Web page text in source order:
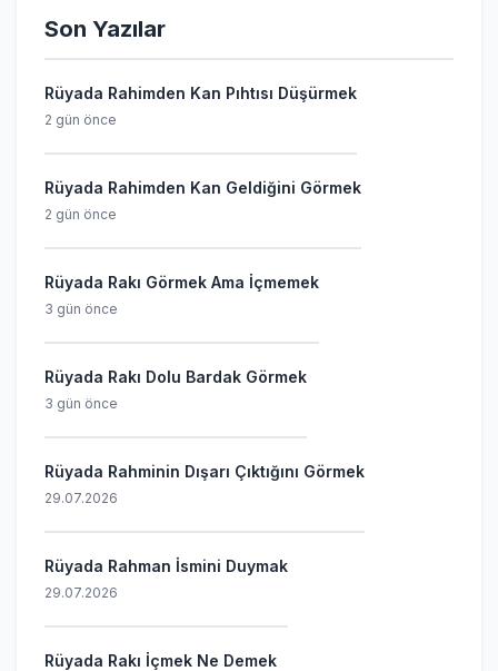
Son Yazılar
Rüyada Rahimden Kan Pıhtısı Düşürmek
2 gün önce
Rüyada Rahimden Kan Geldiğini Görmek
2 gün önce
Rüyada Rakı Görmek Ama İçmemek
3 gün önce
Rüyada Rakı Dolu Bardak Görmek
3 gün önce
Rüyada Rahminin Dışarı Çıktığını Görmek
29.07.2026
Rüyada Rahman İsmini Duymak
29.07.2026
Rüyada Rakı İçmek Ne Demek